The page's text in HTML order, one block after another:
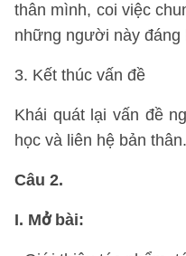
thân mình, coi việc
những người này đáng
3. Kết thúc vấn đề
Khái quát lại vấn đề
học và liên hệ bản thân.
Câu 2.
I. Mở bài: